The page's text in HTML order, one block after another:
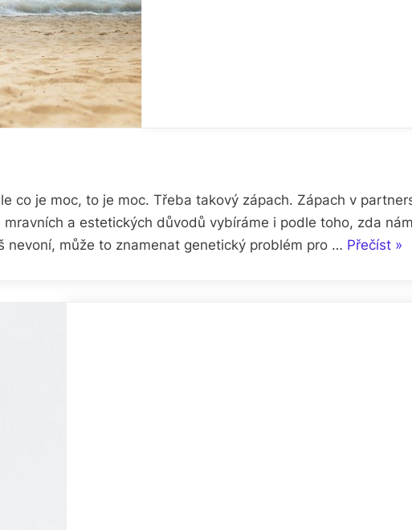
co je moc, to je moc. Třeba takový zápach. Zápach v
a estetických důvodů vybíráme i podle toho, zda
nevoní, může to znamenat genetický problém pro … Přečíst„Na
»